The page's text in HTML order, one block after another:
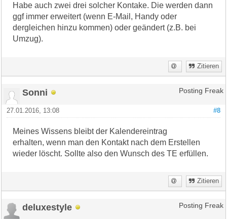
Habe auch zwei drei solcher Kontake. Die werden dann
ggf immer erweitert (wenn E-Mail, Handy oder
dergleichen hinzu kommen) oder geändert (z.B. bei
Umzug).
Zitieren
Sonni Posting Freak
#8
27.01.2016, 13:08
Meines Wissens bleibt der Kalendereintrag
erhalten, wenn man den Kontakt nach dem Erstellen
wieder löscht. Sollte also den Wunsch des TE erfüllen.
Zitieren
deluxestyle Posting Freak